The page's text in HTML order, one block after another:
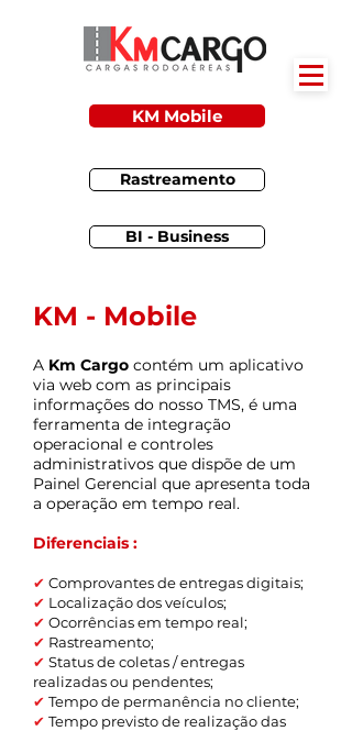
KM Mobile
Rastreamento
BI - Business
KM - Mobile
A Km Cargo contém um aplicativo
via web com as principais
informações do nosso TMS, é uma
ferramenta de integração
operacional e controles
administrativos que dispõe de um
Painel Gerencial que apresenta toda
a operação em tempo real.
Diferenciais :
✔ Comprovantes de entregas digitais;
✔ Localização dos veículos;
✔ Ocorrências em tempo real;
✔ Rastreamento;
✔ Status de coletas / entregas
realizadas ou pendentes;
✔ Tempo de permanência no cliente;
✔ Tempo previsto de realização das